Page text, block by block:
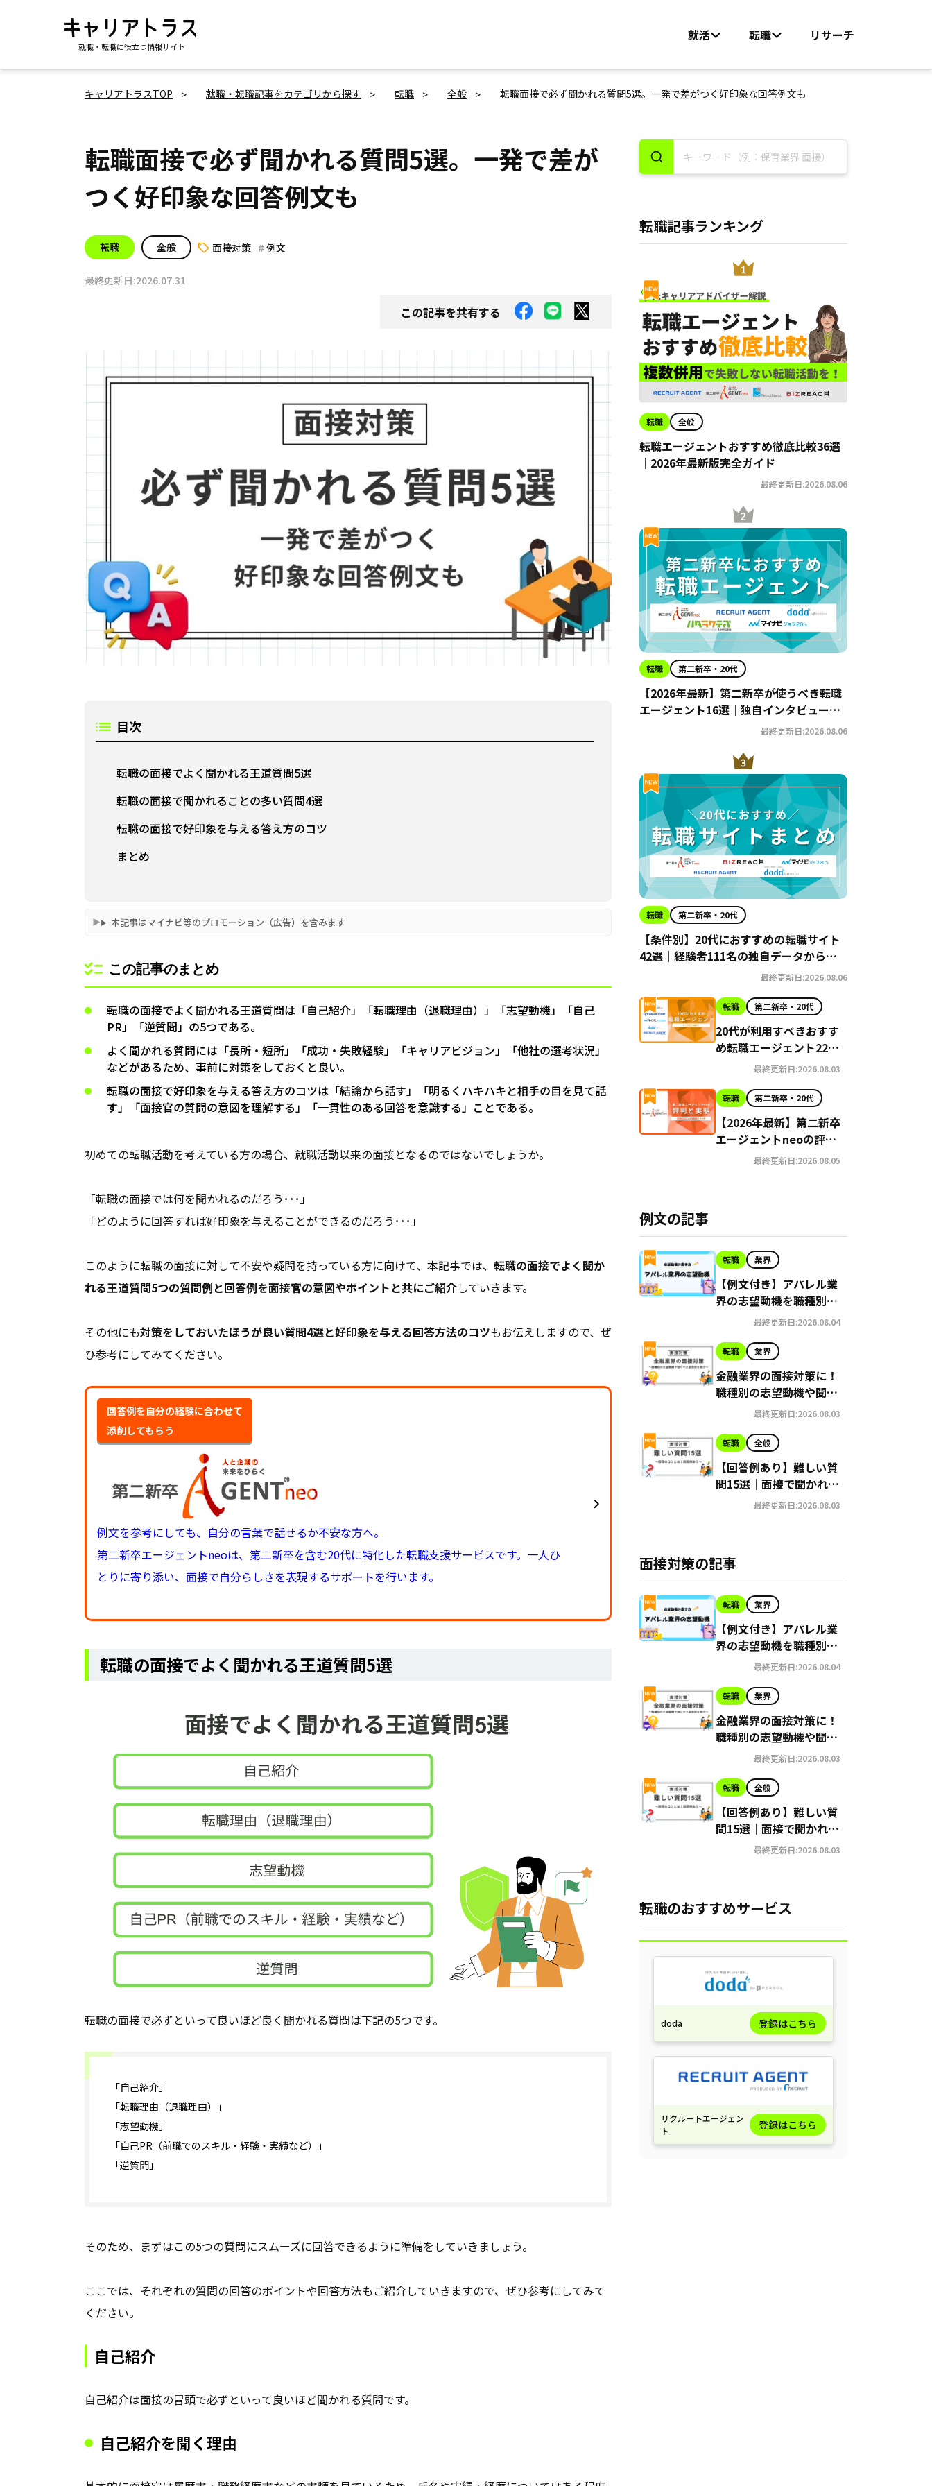
就職・転職に役立つ情報サイト
就活 転職 リサーチ
キャリアトラスTOP 就職・転職記事をカテゴリから探す 転職 全般 転職面接で必ず聞かれる質問5選。一発で差がつく好印象な回答例文も
転職面接で必ず聞かれる質問5選。一発で差が
つく好印象な回答例文も
転職 全般 面接対策 例文
最終更新日:2026.07.31
この記事を共有する
目次
転職の面接でよく聞かれる王道質問5選
転職の面接で聞かれることの多い質問4選
転職の面接で好印象を与える答え方のコツ
まとめ
本記事はマイナビ等のプロモーション（広告）を含みます
この記事のまとめ
転職の面接でよく聞かれる王道質問は「自己紹介」「転職理由（退職理由）」「志望動機」「自己
PR」「逆質問」の5つである。
よく聞かれる質問には「長所・短所」「成功・失敗経験」「キャリアビジョン」「他社の選考状況」
などがあるため、事前に対策をしておくと良い。
転職の面接で好印象を与える答え方のコツは「結論から話す」「明るくハキハキと相手の目を見て話
す」「面接官の質問の意図を理解する」「一貫性のある回答を意識する」ことである。
初めての転職活動を考えている方の場合、就職活動以来の面接となるのではないでしょうか。
「転職の面接では何を聞かれるのだろう･･･」
「どのように回答すれば好印象を与えることができるのだろう･･･」
このように転職の面接に対して不安や疑問を持っている方に向けて、本記事では、 転職の面接でよく聞か
れる王道質問5つの質問例と回答例を面接官の意図やポイントと共にご紹介していきます。
その他にも対策をしておいたほうが良い質問4選と好印象を与える回答方法のコツもお伝えしますので、ぜ
ひ参考にしてみてください。
回答例を自分の経験に合わせて
添削してもらう
例文を参考にしても、自分の言葉で話せるか不安な方へ。
第二新卒エージェントneoは、第二新卒を含む20代に特化した転職支援サービスです。一人ひ
とりに寄り添い、面接で自分らしさを表現するサポートを行います。
転職の面接でよく聞かれる王道質問5選
転職の面接で必ずといって良いほど良く聞かれる質問は下記の5つです。
「自己紹介」
「転職理由（退職理由）」
「志望動機」
「自己PR（前職でのスキル・経験・実績など）」
「逆質問」
そのため、まずはこの5つの質問にスムーズに回答できるように準備をしていきましょう。
ここでは、それぞれの質問の回答のポイントや回答方法もご紹介していきますので、ぜひ参考にしてみて
ください。
自己紹介
自己紹介は面接の冒頭で必ずといって良いほど聞かれる質問です。
自己紹介を聞く理由
転職記事ランキング
転職 全般
転職エージェントおすすめ徹底比較36選
｜2026年最新版完全ガイド
最終更新日:2026.08.06
転職 第二新卒・20代
【2026年最新】第二新卒が使うべき転職
エージェント16選｜独自インタビューか
らわかるおすすめ理由・サービスの特徴
最終更新日:2026.08.06
転職 第二新卒・20代
【条件別】20代におすすめの転職サイト
42選｜経験者111名の独自データから導
最終更新日:2026.08.06
転職 第二新卒・20代
20代が利用すべきおすす
め転職エージェント22選
【2026年最新】
最終更新日:2026.08.03
転職 第二新卒・20代
【2026年最新】第二新卒
エージェントneoの評判
はやばい？Google口コ
最終更新日:2026.08.05
例文の記事
転職 業界
【例文付き】アパレル業
界の志望動機を職種別に
詳しく解説！最終更新日:2026.08.04
転職 業界
金融業界の面接対策に！
職種別の志望動機や聞く
べき逆質問を紹介
最終更新日:2026.08.03
転職 全般
【回答例あり】難しい質
問15選｜面接で聞かれた
場合の回答のコツとは？
最終更新日:2026.08.03
面接対策の記事
転職 業界
【例文付き】アパレル業
界の志望動機を職種別に
詳しく解説！最終更新日:2026.08.04
転職 業界
金融業界の面接対策に！
職種別の志望動機や聞く
べき逆質問を紹介
最終更新日:2026.08.03
転職 全般
【回答例あり】難しい質
問15選｜面接で聞かれた
場合の回答のコツとは？
最終更新日:2026.08.03
転職のおすすめサービス
doda 登録はこちら
リクルートエージェン
ト
登録はこちら